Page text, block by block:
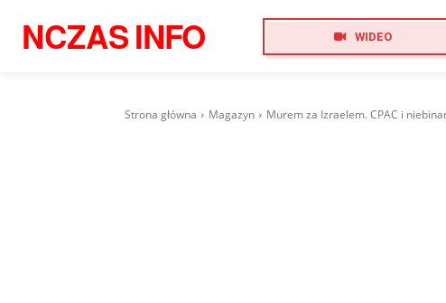
NCZASINFO WIDEO
Strona główna Magazyn Murem za Izraelem. CPAC i